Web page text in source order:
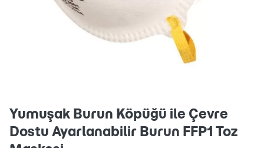
Yumuşak Burun Köpüğü ile Çevre
Dostu Ayarlanabilir Burun FFP1 Toz